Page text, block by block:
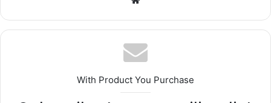
With Product You Purchase